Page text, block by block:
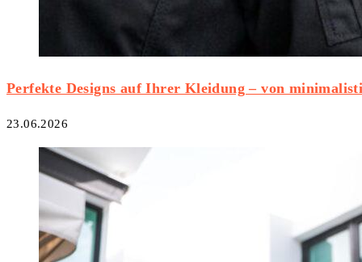
Perfekte Designs auf Ihrer Kleidung – von
23.06.2026